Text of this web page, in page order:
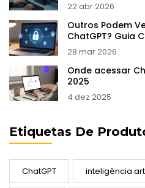
22 abr 2026
Outros Podem
ChatGPT? Guia
28 mar 2026
Onde acessar
2025
4 dez 2025
Etiquetas De
ChatGPT inteligência